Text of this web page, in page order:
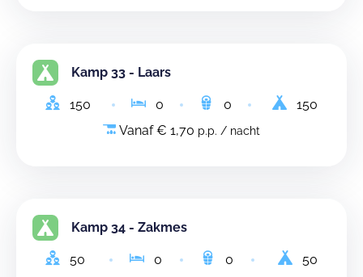
Kamp 33 - Laars
150 0 0
150
Vanaf € 1,70 p.p. / nacht
Kamp 34 - Zakmes
50 0 0
50